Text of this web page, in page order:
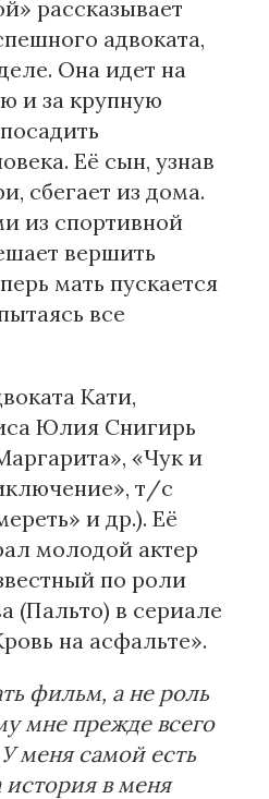
и мессенджерах
рассказывает
адвоката,
Она идет на
и за крупную
Её сын, узнав
сбегает из дома.
из спортивной
вершить
мать пускается
все
Кати,
Юлия Снигирь
«Чук и
т/с
и др.). Её
молодой актер
по роли
(Пальто) в сериале
на асфальте».
фильм, а не роль
мне прежде всего
меня самой есть
в меня